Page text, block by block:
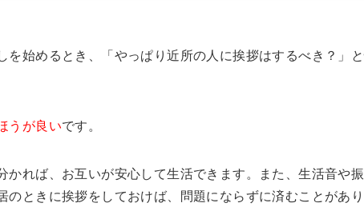
を始めるとき、「やっぱり近所の人に挨拶はするべき？」
うが良いです。
かれば、お互いが安心して生活できます。また、生活音や
ときに挨拶をしておけば、問題にならずに済むことがあり